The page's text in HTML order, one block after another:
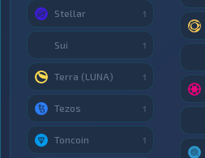
Stellar 1
Sui 1
Terra (LUNA) 1
Tezos 1
Toncoin 1